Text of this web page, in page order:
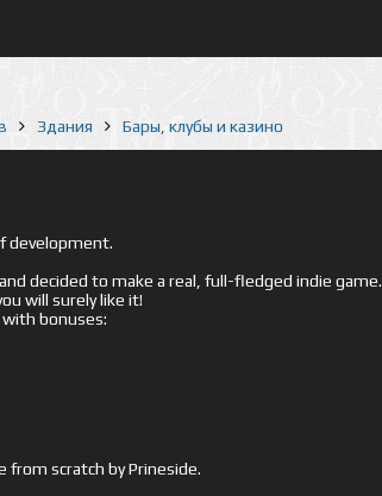
Здания Бары, клубы и казино
development.
decided to make a real, full-fledged indie game.
will surely like it!
bonuses:
scratch by Prineside.